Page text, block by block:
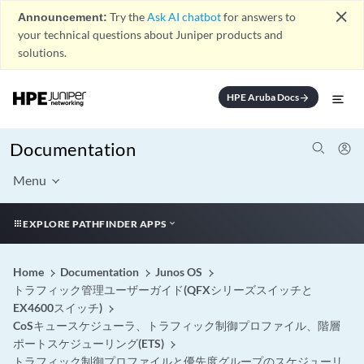
Announcement: Try theAsk AI chatbotfor answers to
your technical questions about Juniper products and
solutions.
close
HPE Aruba Docsarrow_forward
Documentation
Menu
EXPLORE PATHFINDER APPS
Home Documentation
Junos OS
トラフィック管理ユーザーガイド(QFXシリーズスイッチと
EX4600スイッチ)
CoSキュースケジューラ、トラフィック制御プロファイル、階層
ポートスケジューリング(ETS)
トラフィック制御プロファイルと優先度グループのスケジューリ